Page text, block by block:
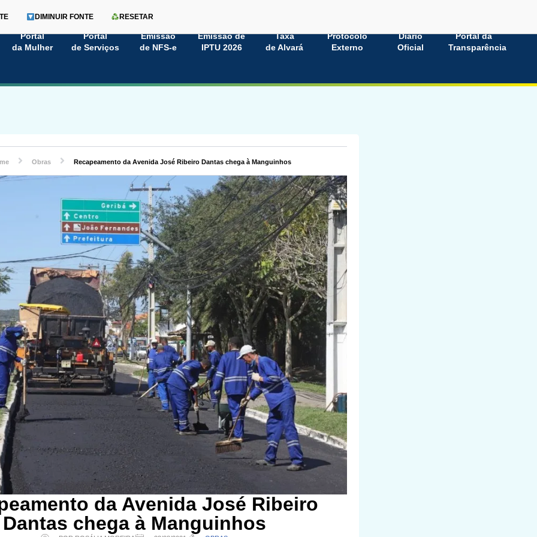
Portal
da Mulher
Portal
de Serviços
Emissão
de NFS-e
Emissão de
IPTU 2026
Taxa
de Alvará
Protocolo
Externo
Diário
Oficial
Portal da
Transparência
DIMINUIR FONTE RESETAR
Obras Recapeamento da Avenida José Ribeiro Dantas chega à Manguinhos
da Avenida José Ribeiro
Dantas chega à Manguinhos